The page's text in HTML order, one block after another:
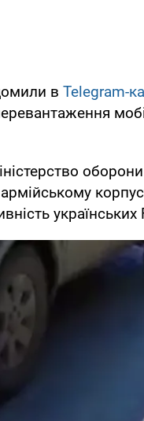
в Telegram-
українських